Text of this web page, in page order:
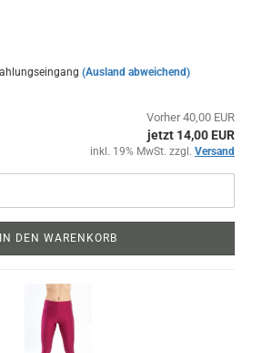
(Ausland abweichend)
Vorher 40,00 EUR
jetzt 14,00 EUR
inkl. 19% MwSt. zzgl. Versand
IN DEN WARENKORB